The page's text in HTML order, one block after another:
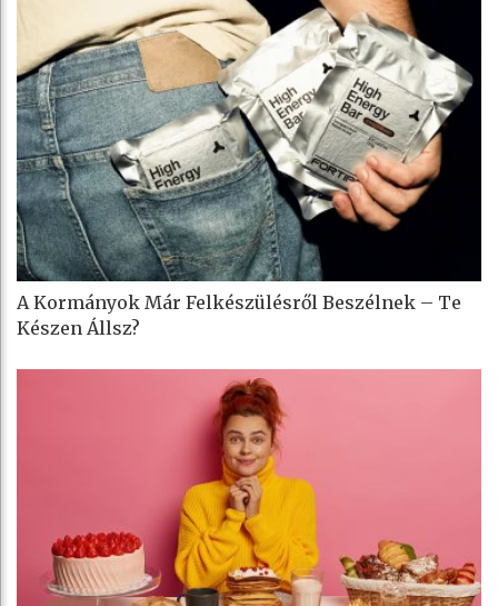
A Kormányok Már Felkészülésről Beszélnek – Te
Készen Állsz?